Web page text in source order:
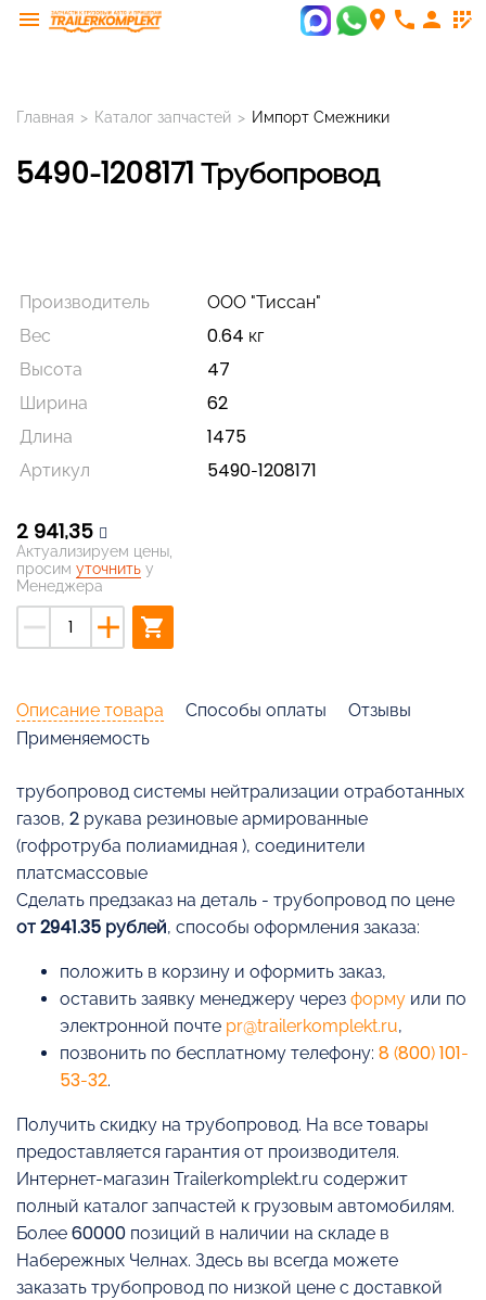
menu room phone person app_registration
Главная > Каталог запчастей > Импорт Смежники
5490-1208171 Трубопровод
Производитель
ООО "Тиссан"
Вес
0.64 кг
Высота
47
Ширина
62
Длина
1475
Артикул
5490-1208171
2 941,35
Актуализируем цены,
просим уточнить у
Менеджера
remove add shopping_cart
Описание товара Способы оплаты
Отзывы
Применяемость
трубопровод системы нейтрализации отработанных
газов, 2 рукава резиновые армированные
(гофротруба полиамидная ), соединители
платсмассовые
Cделать предзаказ на деталь - трубопровод по цене
от 2941.35 рублей, способы оформления заказа:
положить в корзину и оформить заказ,
оставить заявку менеджеру через форму или по
электронной почте pr@trailerkomplekt.ru,
позвонить по бесплатному телефону: 8 (800) 101-
53-32.
Получить скидку на трубопровод. На все товары
предоставляется гарантия от производителя.
Интернет-магазин Trailerkomplekt.ru содержит
полный каталог запчастей к грузовым автомобилям.
Более 60000 позиций в наличии на складе в
Набережных Челнах. Здесь вы всегда можете
заказать трубопровод по низкой цене с доставкой